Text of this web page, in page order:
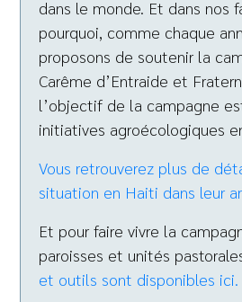
dans le monde. Et dans nos
pourquoi, comme chaque
proposons de soutenir la
Carême d’Entraide et
l’objectif de la campagne
initiatives agroécologiques
Vous retrouverez plus de
situation en Haiti dans leur
Et pour faire vivre la
paroisses et unités
et outils sont disponibles ici.